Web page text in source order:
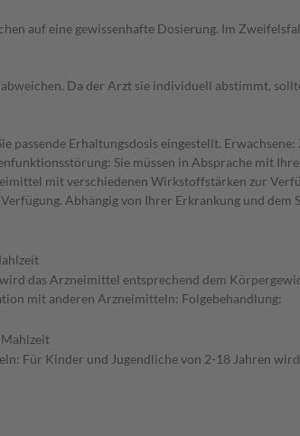
auf eine gewissenhafte Dosierung. Im
Da der Arzt sie individuell abstimmt,
passende Erhaltungsdosis eingestellt.
Sie müssen in Absprache mit
mit verschiedenen Wirkstoffstärken zur
Abhängig von Ihrer Erkrankung und
das Arzneimittel entsprechend dem
mit anderen Arzneimitteln: Folgebehandlung:
Mahlzeit
Für Kinder und Jugendliche von 2-18 Jahren